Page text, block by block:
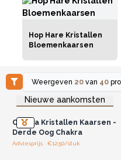
Hop Hare Kristallen
Bloemenkaarsen
Weergeven 20 van 40
Nieuwe aankomsten
Log in of registreer u voor
groothandelsprijzen.
Chakra Kristallen Kaarsen -
Derde Oog Chakra
Adviesprijs : €12.50/stuk